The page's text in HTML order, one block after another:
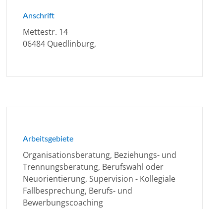
Anschrift
Mettestr. 14
06484 Quedlinburg,
Arbeitsgebiete
Organisationsberatung, Beziehungs- und
Trennungsberatung, Berufswahl oder
Neuorientierung, Supervision - Kollegiale
Fallbesprechung, Berufs- und
Bewerbungscoaching